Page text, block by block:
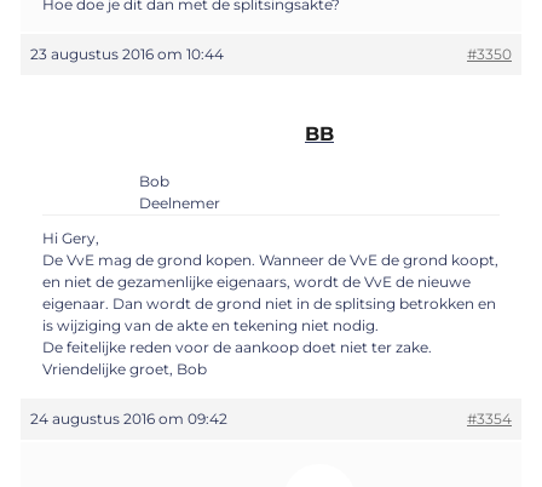
Hoe doe je dit dan met de splitsingsakte?
23 augustus 2016 om 10:44 #3350
BB
Bob
Deelnemer
Hi Gery,
De VvE mag de grond kopen. Wanneer de VvE de grond koopt,
en niet de gezamenlijke eigenaars, wordt de VvE de nieuwe
eigenaar. Dan wordt de grond niet in de splitsing betrokken en
is wijziging van de akte en tekening niet nodig.
De feitelijke reden voor de aankoop doet niet ter zake.
Vriendelijke groet, Bob
24 augustus 2016 om 09:42 #3354